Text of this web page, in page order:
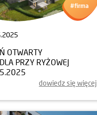
OTWARTY
PRZY RYŻOWEJ
dowiedz się więcej